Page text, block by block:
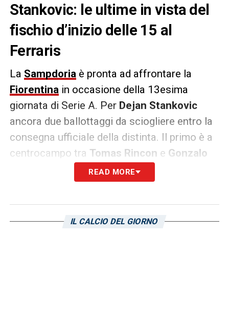
Stankovic: le ultime in vista del
fischio d’inizio delle 15 al
Ferraris
La Sampdoriaè pronta ad affrontare la
Fiorentinain occasione della 13esima
giornata di Serie A. Per Dejan Stankovic
ancora due ballottaggi da sciogliere entro la
consegna ufficiale della distinta. Il primo è a
centrocampo tra Tomas Rincon e Gonzalo
, il secondo traDaniele
Gabbiadini. I due “ragazzini” sono in
blucerchiati, ma è chiaro che potrebbe
READ MORE
IL CALCIO DEL GIORNO